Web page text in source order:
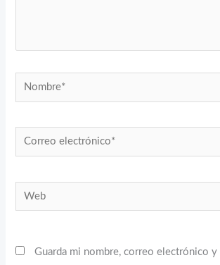
Nombre*
Correo
electrónico*
Web
Guarda mi nombre, correo electrónico